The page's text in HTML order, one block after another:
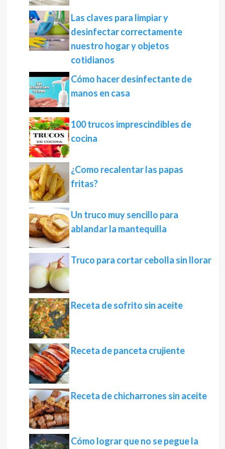
Las claves para limpiar y
desinfectar correctamente
nuestro hogar y objetos
cotidianos
Cómo hacer desinfectante de
manos en casa
100 trucos imprescindibles de
cocina
¿Como recalentar las papas
fritas?
Un truco muy sencillo para
ablandar la mantequilla
Truco para cortar cebolla sin llorar
Receta de sofrito sin aceite
Receta de panceta crujiente
Receta de chicharrones sin aceite
Cómo lograr que no se pegue la